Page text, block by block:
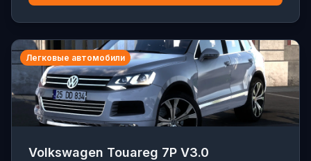
Легковые автомобили
Volkswagen Touareg 7P V3.0